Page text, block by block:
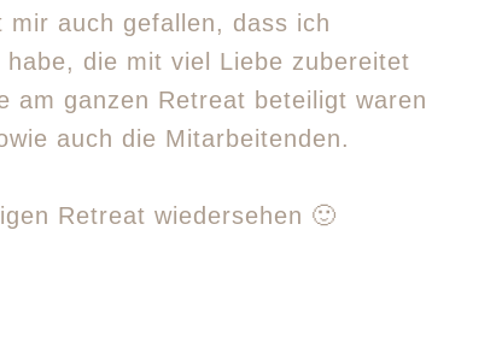
mir auch gefallen, dass ich
die mit viel Liebe zubereitet
am ganzen Retreat beteiligt waren
auch die Mitarbeitenden.
Retreat wiedersehen 🙂